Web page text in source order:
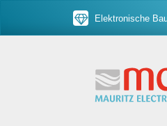
Elektronische